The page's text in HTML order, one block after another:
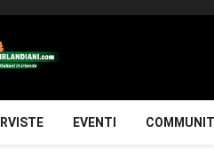
EVENTI